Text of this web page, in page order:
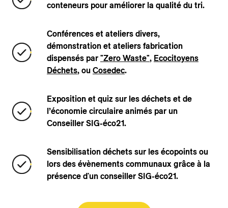
conteneurs pour améliorer la qualité du tri.​
Conférences et ateliers divers,
démonstration et ateliers fabrication
dispensés par "Zero Waste", Ecocitoyens
Déchets, ou Cosedec.
Exposition et quiz sur les déchets et de
l’économie circulaire animés par un
Conseiller SIG-éco21.​
Sensibilisation déchets sur les écopoints ou
lors des évènements communaux grâce à la
présence d'un conseiller SIG-éco21.